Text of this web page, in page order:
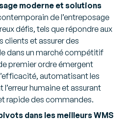
moderne et solutions
de l’entreposage
défis, tels que répondre aux
clients et assurer des
dans un marché compétitif
premier ordre émergent
automatisant les
humaine et assurant
rapide des commandes.
dans les meilleurs WMS